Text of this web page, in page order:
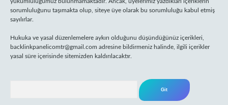
sorumluluğunu taşımakta olup, siteye üye olarak bu sorumluluğu kabul etmiş
sayılırlar.
Hukuka ve yasal düzenlemelere aykırı olduğunu düşündüğünüz içerikleri,
backlinkpanelicomtr@gmail.com adresine bildirmeniz halinde, ilgili içerikler
yasal süre içerisinde sitemizden kaldırılacaktır.